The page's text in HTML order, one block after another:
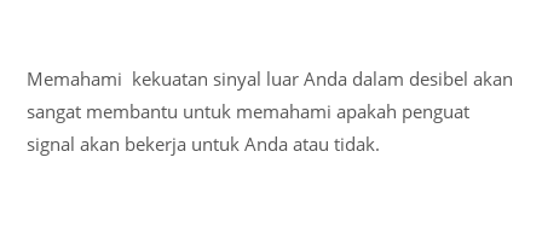
Memahami kekuatan sinyal luar Anda dalam desibel akan
sangat membantu untuk memahami apakah penguat
signal akan bekerja untuk Anda atau tidak.